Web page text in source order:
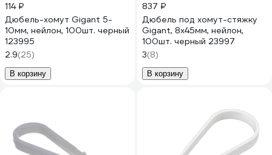
114 ₽
Дюбель-хомут Gigant 5-
10мм, нейлон, 100шт. черный
123995
2.9(25)
В корзину
837 ₽
Дюбель под хомут-стяжку
Gigant, 8x45мм, нейлон,
100шт. черный 23997
3(8)
В корзину